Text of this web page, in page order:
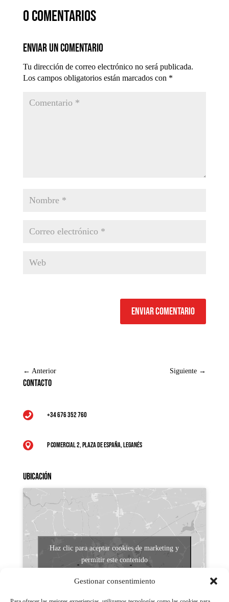
Gestionar consentimiento
0 comentarios
Enviar un comentario
Tu dirección de correo electrónico no será publicada.
Los campos obligatorios están marcados con *
Enviar comentario
← Anterior Siguiente →
Contacto
 +34 676 352 760
 P Comercial 2, Plaza de España, Leganés
Ubicación
Haz clic para aceptar cookies de marketing y
permitir este contenido